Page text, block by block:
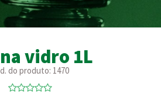
vidro 1L
do produto: 1470